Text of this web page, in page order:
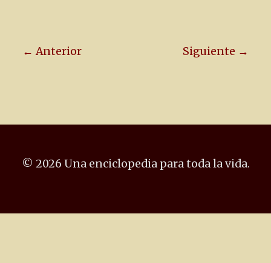
← Anterior Siguiente →
© 2026 Una enciclopedia para toda la vida.